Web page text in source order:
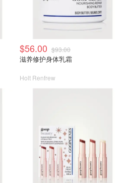
$56.00 $93.00
滋养修护身体乳霜
Holt Renfrew